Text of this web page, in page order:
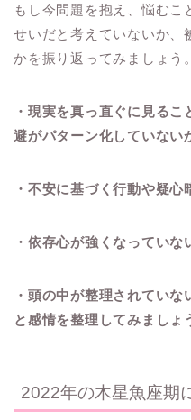
もし今問題を抱え、悩む
せいだと考えていないか、
かを振り返ってみましょう。
・現実を真っ直ぐに見る
避がパターン化していない
・不安に基づく行動や疑
・依存心が強くなっていな
・頭の中が整理されてい
と感情を整理してみましょ
2022年の木星魚座期